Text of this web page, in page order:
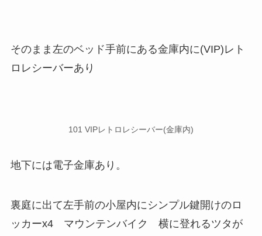
そのまま左のベッド手前にある金庫内に(VIP)レト
ロレシーバーあり
101 VIPレトロレシーバー(金庫内)
地下には電子金庫あり。
裏庭に出て左手前の小屋内にシンプル鍵開けのロ
ッカーx4 マウンテンバイク 横に登れるツタが